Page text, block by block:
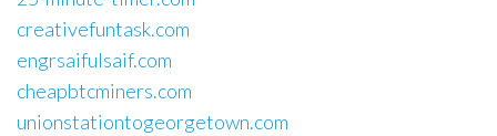
creativefuntask.com
engrsaifulsaif.com
cheapbtcminers.com
unionstationtogeorgetown.com